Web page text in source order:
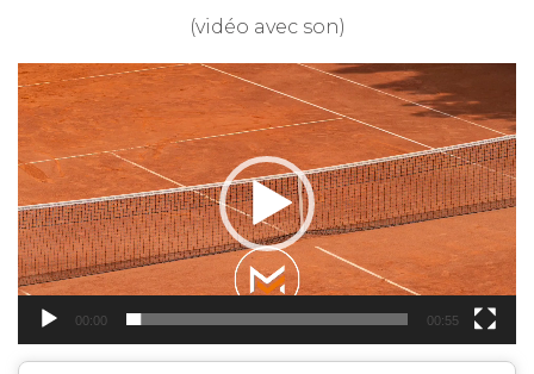
(vidéo avec son)
Lecteur
vidéo
00:00 00:55